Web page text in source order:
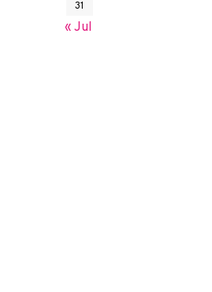
31
« Jul